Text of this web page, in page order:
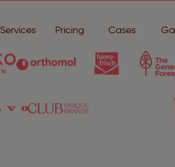
Services Pricing Cases